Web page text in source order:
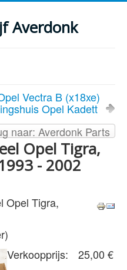
Averdonk
verslagen
Vectra B (x18xe)
Opel Kadett
naar: Averdonk Parts
Opel Tigra,
- 2002
Opel Tigra,
Verkoopprijs:
25,00 €